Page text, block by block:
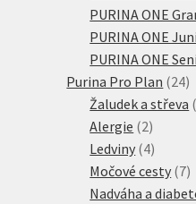
PURINA ONE
PURINA ONE
PURINA ONE
Purina Pro Plan 2424
Žaludek a střeva
Alergie 22
produkty
Ledviny 44
produkty
Močové cesty 77
Nadváha a